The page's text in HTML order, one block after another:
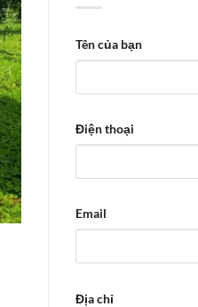
Tên của bạn
Điện thoại
Email
Địa chỉ